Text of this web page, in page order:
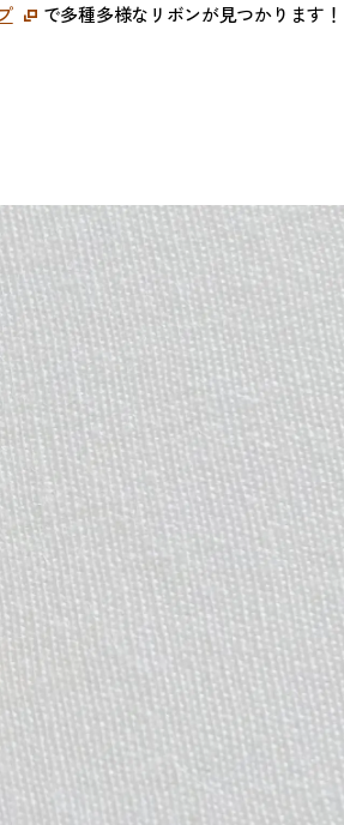
で多種多様なリボンが見つかります！